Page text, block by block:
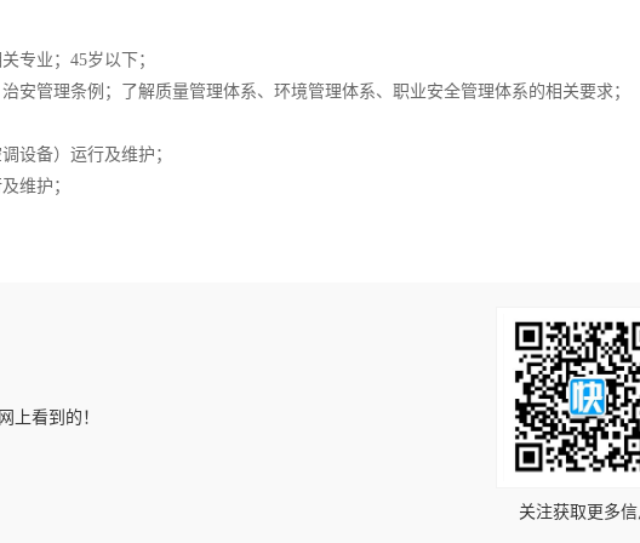
专业；45岁以下；
安管理条例；了解质量管理体系、环境管理体系、职业安全管理体系的相关要求；
设备）运行及维护；
维护；
上看到的！
关注获取更多